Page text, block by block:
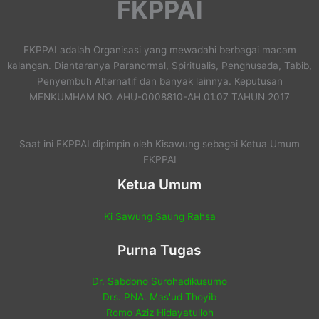
FKPPAI
FKPPAI adalah Organisasi yang mewadahi berbagai macam
kalangan. Diantaranya Paranormal, Spiritualis, Penghusada, Tabib,
Penyembuh Alternatif dan banyak lainnya. Keputusan
MENKUMHAM NO. AHU-0008810-AH.01.07 TAHUN 2017
Saat ini FKPPAI dipimpin oleh Kisawung sebagai Ketua Umum
FKPPAI
Ketua Umum
Ki Sawung Saung Rahsa
Purna Tugas
Dr. Sabdono Surohadikusumo
Drs. PNA. Mas'ud Thoyib
Romo Aziz Hidayatulloh